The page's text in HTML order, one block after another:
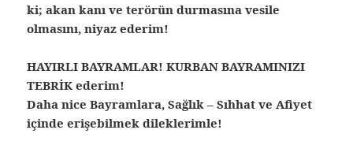
ki; akan kanı ve terörün durmasına vesile
olmasını, niyaz ederim!
HAYIRLI BAYRAMLAR! KURBAN BAYRAMINIZI
TEBRİK ederim!
Daha nice Bayramlara, Sağlık – Sıhhat ve Afiyet
içinde erişebilmek dileklerimle!